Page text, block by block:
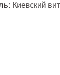
Киевский